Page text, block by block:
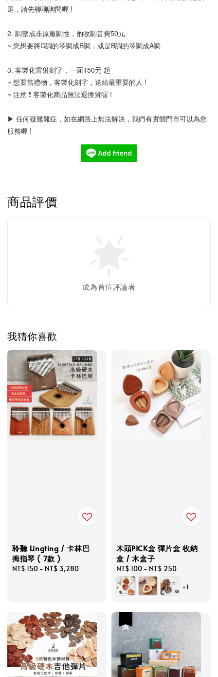
選，請先聊聊詢問喔 !
2. 調整成非原廠調性，酌收調音費50元
~ 您想要將C調的琴調成B調，或是B調的琴調成A調
3. 客製化雷射刻字，一面150元 起
~ 想要當禮物，客製化刻字，送給最重要的人 !
~ 注意 ❗ 客製化商品無法退換貨喔 !
▶ 任何疑難雜症，如在網路上無法解決，我們有實體門市可以為您
服務喔 !
商品評價
成為首位評論者
我猜你喜歡
聆聽 Lingting / 卡林巴
拇指琴 ( 7款 )
Regular
NT$ 150 - NT$ 3,280
木頭PICK盒 彈片盒 收納
盒 / 木盒子
Regular
price
NT$ 100 - NT$ 250
+1